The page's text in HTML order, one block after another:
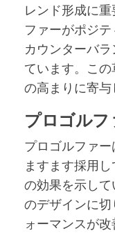
レンド形成に
ファーがポジ
カウンターバ
ています。こ
の高まりに寄与
プロゴルフ
プロゴルファ
ますます採用
の効果を示し
のデザインに
ォーマンスが改